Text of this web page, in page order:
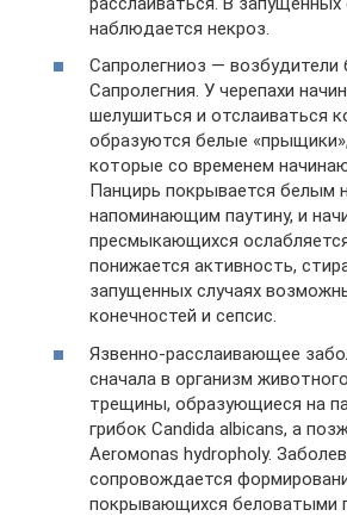
наблюдается некроз.
Сапролегниоз — возбудители
Сапролегния. У черепахи
шелушиться и отслаиваться
образуются белые
которые со временем
Панцирь покрывается белым
напоминающим паутину, и
пресмыкающихся
понижается активность,
запущенных случаях
конечностей и сепсис.
Язвенно-расслаивающее
сначала в организм
трещины, образующиеся на
грибок Саndidа albicans, а
Аеrомоnаs hydropholy.
сопровождается
покрывающихся беловатыми